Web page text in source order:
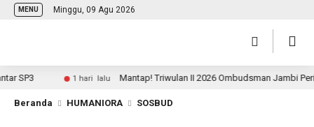
MENU Minggu, 09 Agu 2026
SP3 1 hari lalu Mantap! Triwulan II 2026 Ombudsman Jambi
Beranda HUMANIORA SOSBUD